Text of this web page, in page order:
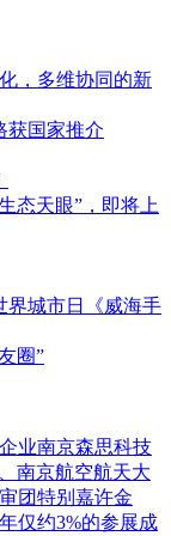
，多维协同的新
获国家推介
态天眼”，即将上
界城市日《威海手
圈”
业南京森思科技
南京航空航天大
团特别嘉许金
仅约3%的参展成